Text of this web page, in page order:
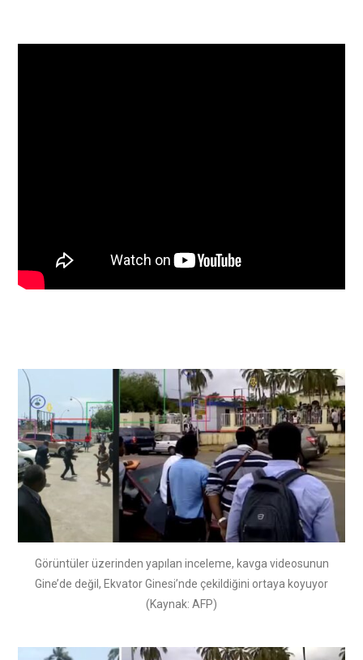
Görüntüler üzerinden yapılan inceleme, kavga videosunun
Gine’de değil, Ekvator Ginesi’nde çekildiğini ortaya koyuyor
(Kaynak: AFP)